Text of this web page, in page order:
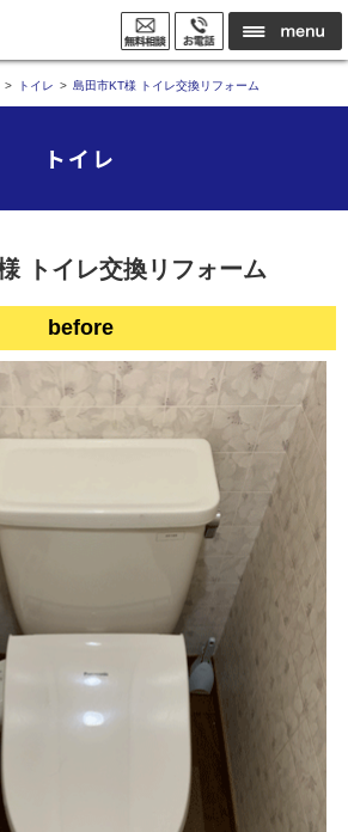
トイレ 島田市KT様 トイレ交換リフォーム
トイレ
トイレ交換リフォーム
before